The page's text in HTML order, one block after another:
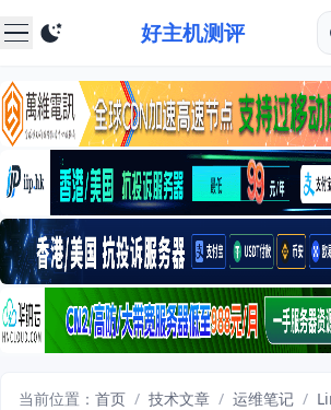
好主机测评
当前位置： 首页 / 技术文章 / 运维笔记 /